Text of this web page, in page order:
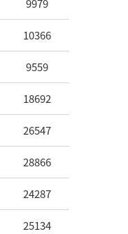
9979
10366
9559
18692
26547
28866
24287
25134